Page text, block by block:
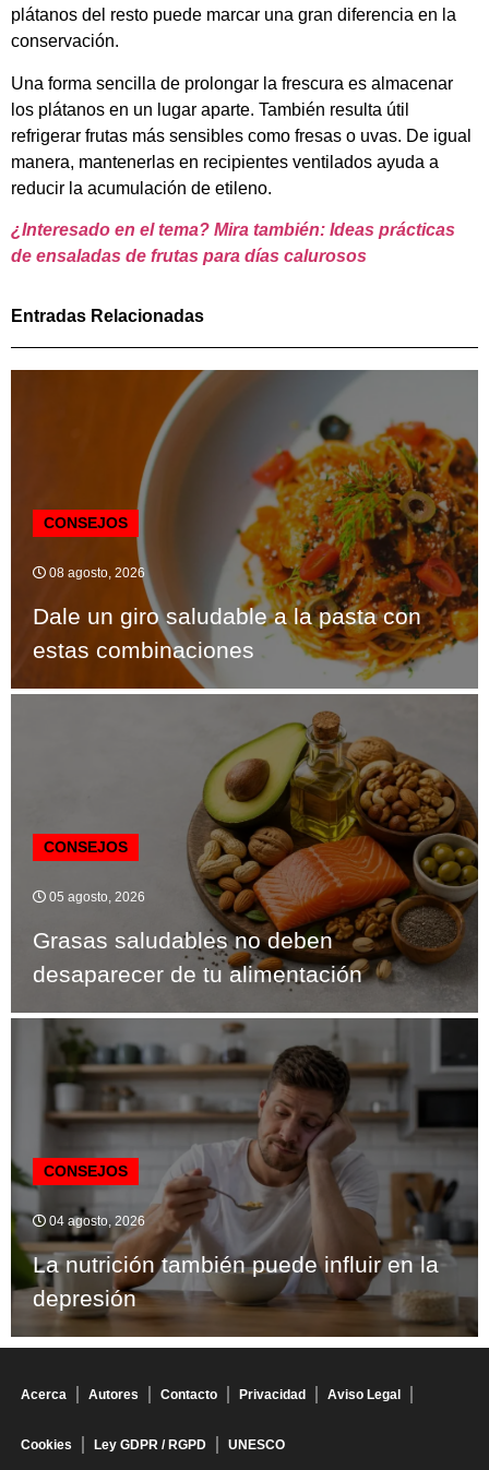
plátanos del resto puede marcar una gran diferencia en la
conservación.
Una forma sencilla de prolongar la frescura es almacenar
los plátanos en un lugar aparte. También resulta útil
refrigerar frutas más sensibles como fresas o uvas. De igual
manera, mantenerlas en recipientes ventilados ayuda a
reducir la acumulación de etileno.
¿Interesado en el tema? Mira también: Ideas prácticas
de ensaladas de frutas para días calurosos
Entradas Relacionadas
CONSEJOS
08 agosto, 2026
Dale un giro saludable a la pasta con
estas combinaciones
CONSEJOS
05 agosto, 2026
Grasas saludables no deben
desaparecer de tu alimentación
CONSEJOS
04 agosto, 2026
La nutrición también puede influir en la
depresión
Acerca Autores Contacto Privacidad Aviso Legal
Cookies Ley GDPR / RGPD UNESCO